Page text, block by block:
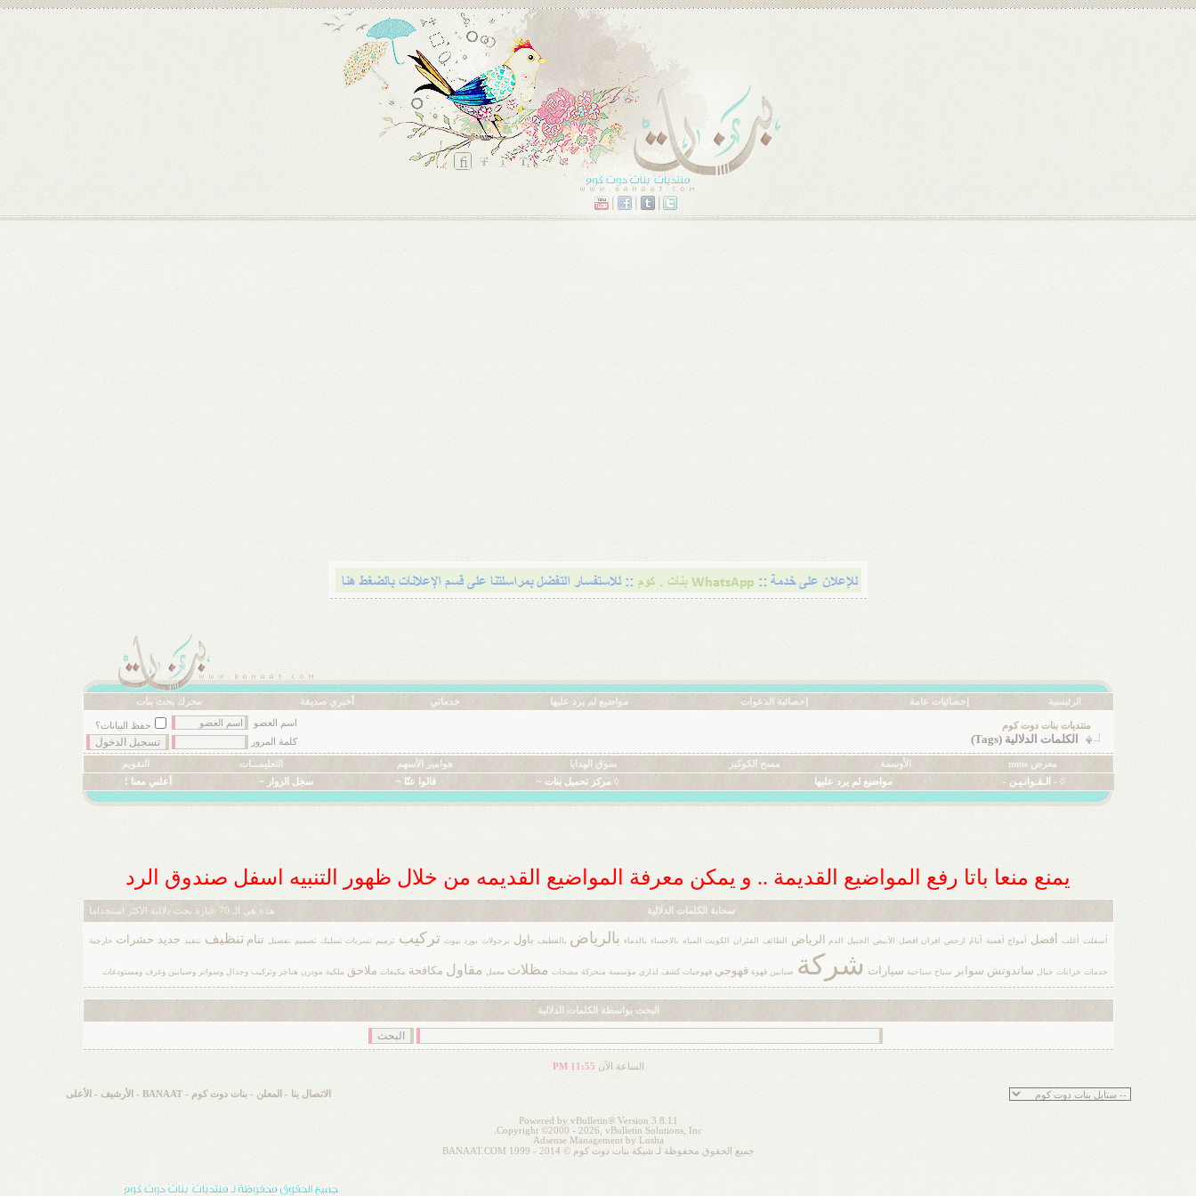
الرئيسية إحصائيات عامة إحصائية الدعوات مواضيع لم يرد عليها خدماتي أخبري صديقة محرك بحث بنات
منتديات بنات دوت كوم
الكلمات الدلالية (Tags)
اسم العضو
حفظ البيانات؟
كلمة المرور
معرض mms الأوسمة مسح الكوكيز سوق الهدايا هوامير الأسهم التعليمـــات
التقويم
◊ - الـقـوانـيـن -
مواضيع لم يرد عليها ◊ مركز تحميل بنات ~ قالوا عنّا ~ سجل الزوار ~ أعلني معنا !
يمنع منعا باتا رفع المواضيع القديمة .. و يمكن معرفة المواضيع القديمه من خلال ظهور التنبيه اسفل صندوق الرد
هذه هي الـ 70 عبارة بحث دلالية الأكثر استخداما سحابة الكلمات الدلالية
أسفلت أغلب أفضل أمواج أهمية أيامُ ارخص افران افضل الأبيض الجبيل الدم الرياض الطائف الفئران الكويت المياه بالاحساء بالدماء بالرياض بالقطيف باول برجولات بورد بيوت تركيب ترميم تسربات تسليك تصميم تفصيل تنام تنظيف تنفيذ جديد حشرات خارجية
خدمات خزانات خيال ساندوتش سوابر سياح سياحية سيارات شركة صبابين قهوة قهوجي قهوجيات كشف لداري مؤسسة متحركة مضخات مظلات معمل مقاول مكافحة مكيفات ملاحق ملكية مودرن هناجر وتركيب وجدال وسواتر وصبابين وغرف ومستودعات
البحث بواسطة الكلمات الدلالية
الساعة الآن 11:55 PM
الاتصال بنا - المعلن -بنات دوت كوم - BANAAT - الأرشيف - الأعلى
Powered by vBulletin® Version 3.8.11
Copyright ©2000 - 2026, vBulletin Solutions, Inc.
Adsense Management by Losha
جميع الحقوق محفوظة لـ شبكة بنات دوت كوم © 2014 - 1999 BANAAT.COM